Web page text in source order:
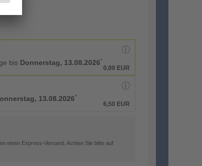
bis Donnerstag, 13.08.2026*
0,00 EUR
13.08.2026*
6,50 EUR
einen Express-Versand. Achten Sie bitte auf